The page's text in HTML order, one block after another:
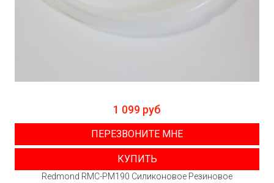
1 099 руб
ПЕРЕЗВОНИТЕ МНЕ
КУПИТЬ
Redmond RMC-PM190 Силиконовое Резиновое